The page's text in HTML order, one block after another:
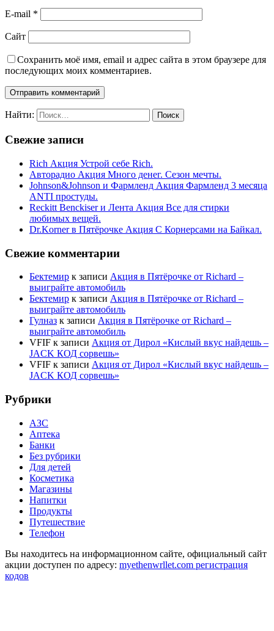
E-mail *
Сайт
Сохранить моё имя, email и адрес сайта в этом браузере для
последующих моих комментариев.
Найти:
Свежие записи
Rich Акция Устрой себе Rich.
Авторадио Акция Много денег. Сезон мечты.
Johnson&Johnson и Фармленд Акция Фармленд 3 месяца
ANTI простуды.
Reckitt Benckiser и Лента Акция Все для стирки
любимых вещей.
Dr.Korner в Пятёрочке Акция С Корнерсами на Байкал.
Свежие комментарии
Бектемир к записи Акция в Пятёрочке от Richard –
выиграйте автомобиль
Бектемир к записи Акция в Пятёрочке от Richard –
выиграйте автомобиль
Гулназ к записи Акция в Пятёрочке от Richard –
выиграйте автомобиль
VFIF к записи Акция от Дирол «Кислый вкус найдешь –
JACK КОД сорвешь»
VFIF к записи Акция от Дирол «Кислый вкус найдешь –
JACK КОД сорвешь»
Рубрики
АЗС
Аптека
Банки
Без рубрики
Для детей
Косметика
Магазины
Напитки
Продукты
Путешествие
Телефон
Вы находитесь на информационном сайте, официальный сайт
акции доступен по адресу: myethenwrllet.com регистрация
кодов